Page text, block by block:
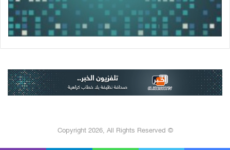
© Copyright 2026, All Rights Reserved